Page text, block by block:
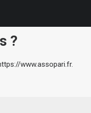
?
www.assopari.fr.